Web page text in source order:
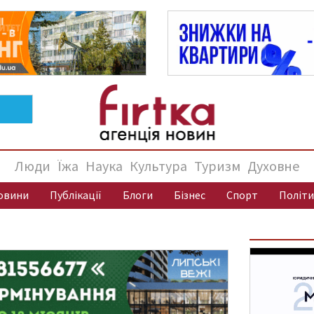
Люди Їжа Наука Культура Туризм Духовне
Публікації Блоги Бізнес Спорт